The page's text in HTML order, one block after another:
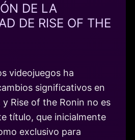
DE LA
DE RISE OF THE
videojuegos ha
significativos en
Rise of the Ronin no es
título, que inicialmente
exclusivo para